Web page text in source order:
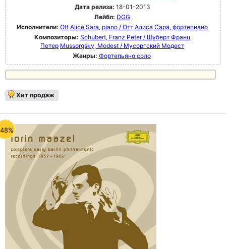
Дата релиза: 18-01-2013
Лейбл: DGG
Исполнители: Ott Alice Sara, piano / Отт Алиса Сара, фортепиано
Композиторы: Schubert, Franz Peter / Шуберт Франц
Петер Mussorgsky, Modest / Мусоргский Модест
Жанры: Фортепьяно соло
Хит продаж